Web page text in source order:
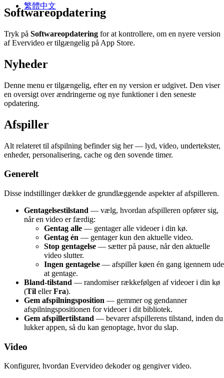
繁體中文
Softwareopdatering
Tryk på Softwareopdatering for at kontrollere, om en nyere version
af Evervideo er tilgængelig på App Store.
Nyheder
Denne menu er tilgængelig, efter en ny version er udgivet. Den viser
en oversigt over ændringerne og nye funktioner i den seneste
opdatering.
Afspiller
Alt relateret til afspilning befinder sig her — lyd, video, undertekster,
enheder, personalisering, cache og den sovende timer.
Generelt
Disse indstillinger dækker de grundlæggende aspekter af afspilleren.
Gentagelsestilstand — vælg, hvordan afspilleren opfører sig,
når en video er færdig:
Gentag alle — gentager alle videoer i din kø.
Gentag én — gentager kun den aktuelle video.
Stop gentagelse — sætter på pause, når den aktuelle
video slutter.
Ingen gentagelse — afspiller køen én gang igennem
at gentage.
Bland-tilstand — randomiser rækkefølgen af videoer i din kø
(Til ellerFra).
Gem afspilningsposition — gemmer og gendanner
afspilningspositionen for videoer i dit bibliotek.
Gem afspillertilstand — bevarer afspillerens tilstand, inden du
lukker appen, så du kan genoptage, hvor du slap.
Video
Konfigurer, hvordan Evervideo dekoder og gengiver video.